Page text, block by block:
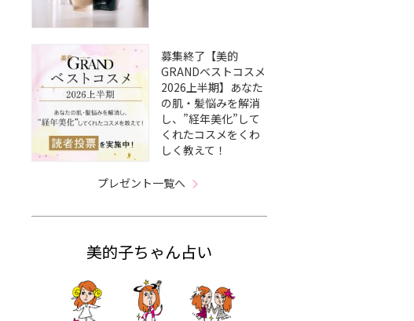
募集終了【美的
GRANDベストコスメ
2026上半期】あなた
の肌・髪悩みを解消
し、”経年美化”して
くれたコスメをくわ
しく教えて！
プレゼント一覧へ
美的子ちゃん占い